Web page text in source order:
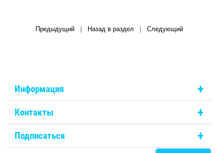
Предыдущий| Назад в раздел Следующий
Информация +
Контакты +
Подписаться +